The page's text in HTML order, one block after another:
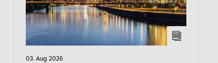
03. Aug 2026